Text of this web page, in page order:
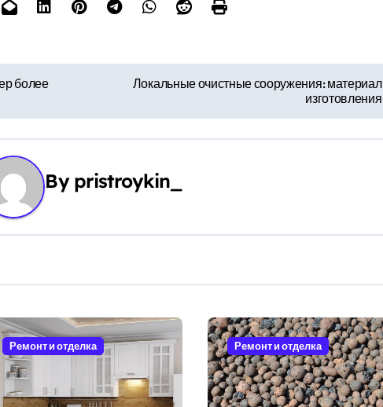
более
Локальные очистные сооружения: материал
изготовления
By pristroykin_
Ремонт и отделка Ремонт и отделка